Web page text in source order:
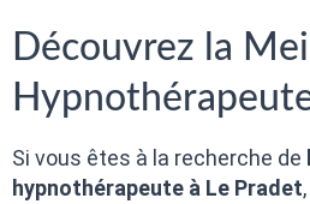
Découvrez la
Si vous êtes à la recherche de
hypnothérapeute à Le Pradet